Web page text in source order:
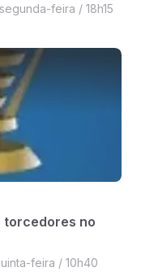
feira / 18h15
torcedores no
feira / 10h40